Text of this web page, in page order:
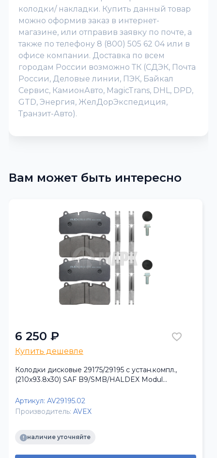
колодки/ накладки. Купить данный товар
можно оформив заказ в интернет-
магазине, или отправив заявку по почте, а
также по телефону 8 (800) 505 62 04 или в
офисе компании. Доставка по всем
городам России возможно ТК (СДЭК, Почта
России, Деловые линии, ПЭК, Байкал
Сервис, КамионАвто, MagicTrans, DHL, DPD,
GTD, Энергия, ЖелДорЭкспедиция,
Транзит-Авто).
Вам может быть интересно
6 250 ₽
Купить дешевле
Колодки дисковые 29175/29195 с устан.компл.,
(210x93.8x30) SAF B9/SMB/HALDEX Modul
Артикул: AV29195.02
Производитель: AVEX
наличие уточняйте